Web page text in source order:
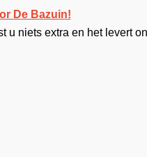
De Bazuin!
u niets extra en het levert